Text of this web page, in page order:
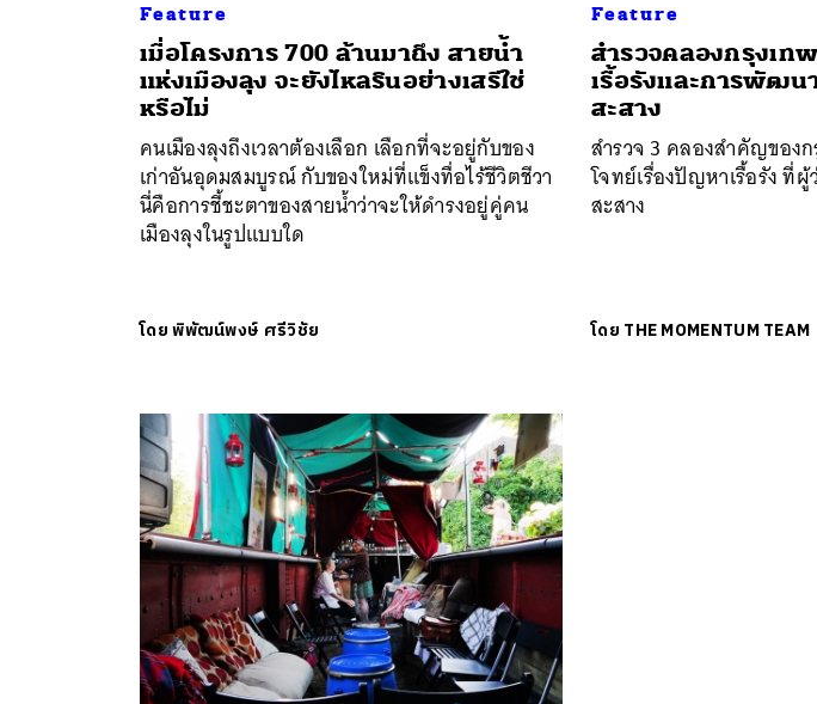
Feature
เมื่อโครงการ 700 ล้านมาถึง สายน้ำ
แห่งเมืองลุง จะยังไหลรินอย่างเสรีใช่
หรือไม่
คนเมืองลุงถึงเวลาต้องเลือก เลือกที่จะอยู่กับของ
เก่าอันอุดมสมบูรณ์ กับของใหม่ที่แข็งทื่อไร้ชีวิตชีวา
นี่คือการชี้ชะตาของสายน้ำว่าจะให้ดำรงอยู่คู่คน
เมืองลุงในรูปแบบใด
โดยพิพัฒน์พงษ์ ศรีวิชัย
Feature
สำรวจคลองกรุงเ
เรื้อรังและการพัฒน
สะสาง
สำรวจ 3 คลองสำคัญของ
โจทย์เรื่องปัญหาเรื้อรัง ที่
สะสาง
โดย THE MOMENTUM TEAM
ค้นหา